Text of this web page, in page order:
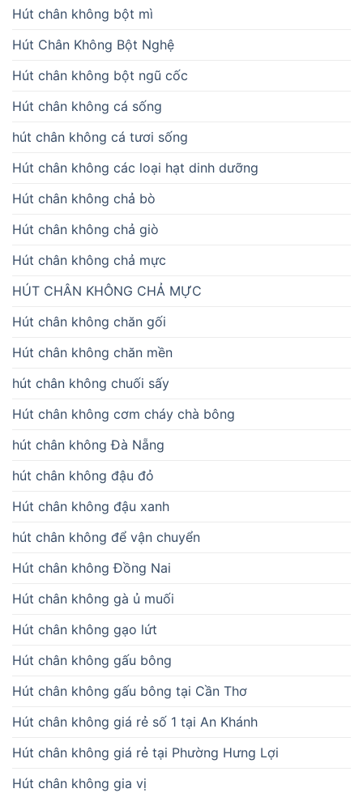
Hút chân không bột mì
Hút Chân Không Bột Nghệ
Hút chân không bột ngũ cốc
Hút chân không cá sống
hút chân không cá tươi sống
Hút chân không các loại hạt dinh dưỡng
Hút chân không chả bò
Hút chân không chả giò
Hút chân không chả mực
HÚT CHÂN KHÔNG CHẢ MỰC
Hút chân không chăn gối
Hút chân không chăn mền
hút chân không chuối sấy
Hút chân không cơm cháy chà bông
hút chân không Đà Nẵng
hút chân không đậu đỏ
Hút chân không đậu xanh
hút chân không để vận chuyển
Hút chân không Đồng Nai
Hút chân không gà ủ muối
Hút chân không gạo lứt
Hút chân không gấu bông
Hút chân không gấu bông tại Cần Thơ
Hút chân không giá rẻ số 1 tại An Khánh
Hút chân không giá rẻ tại Phường Hưng Lợi
Hút chân không gia vị